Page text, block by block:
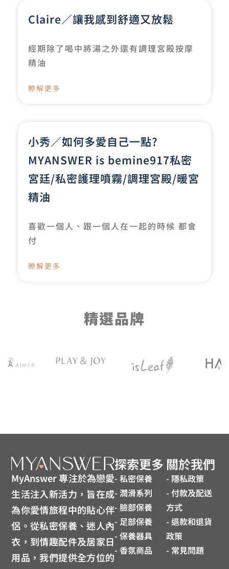
Claire／讓我感到舒適又放鬆
經期除了喝中將湯之外還有調理宮殿按摩
精油
瞭解更多
小秀／如何多愛自己一點?
MYANSWER is bemine917私密
宮廷/私密護理噴霧/調理宮殿/暖宮
精油
喜歡一個人、跟一個人在一起的時候 都會
付
瞭解更多
精選品牌
MyAnswer 專注於為戀愛
生活注入新活力，旨在成
為你愛情旅程中的貼心伴
侶。從私密保養、迷人內
衣，到情趣配件及居家日
用品，我們提供全方位的
探索更多
- 私密保養
- 潤滑系列
- 臉部保養
- 足部保養
- 保養器具
- 香氛商品
關於我們
- 隱私政策
- 付款及配送
方式
- 退款和退貨
政策
- 常見問題